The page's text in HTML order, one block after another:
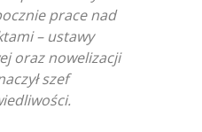
prace nad
– ustawy
oraz nowelizacji
szef